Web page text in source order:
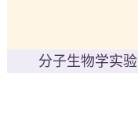
分子生物学实验